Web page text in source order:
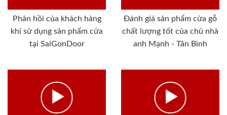
Phản hồi của khách hàng
khi sử dụng sản phẩm cửa
tại SaiGonDoor
Đánh giá sản phẩm cửa gỗ
chất lượng tốt của chủ nhà
anh Mạnh - Tân Bình